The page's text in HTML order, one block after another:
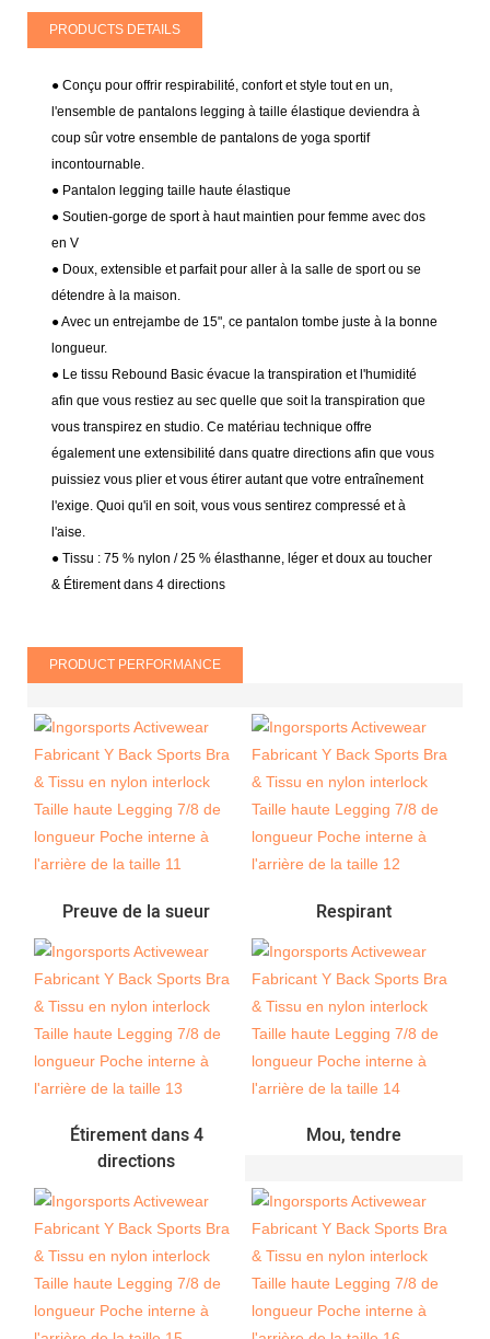
PRODUCTS DETAILS
● Conçu pour offrir respirabilité, confort et style tout en un,
l'ensemble de pantalons legging à taille élastique deviendra à
coup sûr votre ensemble de pantalons de yoga sportif
incontournable.
● Pantalon legging taille haute élastique
● Soutien-gorge de sport à haut maintien pour femme avec dos
en V
● Doux, extensible et parfait pour aller à la salle de sport ou se
détendre à la maison.
● Avec un entrejambe de 15", ce pantalon tombe juste à la bonne
longueur.
● Le tissu Rebound Basic évacue la transpiration et l'humidité
afin que vous restiez au sec quelle que soit la transpiration que
vous transpirez en studio. Ce matériau technique offre
également une extensibilité dans quatre directions afin que vous
puissiez vous plier et vous étirer autant que votre entraînement
l'exige. Quoi qu'il en soit, vous vous sentirez compressé et à
l'aise.
● Tissu : 75 % nylon / 25 % élasthanne, léger et doux au toucher
& Étirement dans 4 directions
PRODUCT PERFORMANCE
Preuve de la sueur Respirant
Étirement dans 4
directions
Mou, tendre